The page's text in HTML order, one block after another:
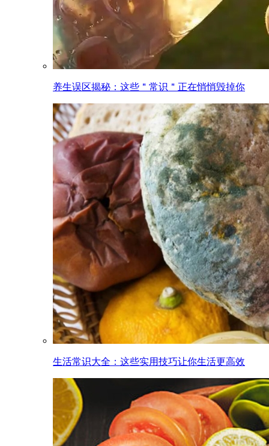
养生误区揭秘：这些＂常识＂正在悄悄毁掉你
生活常识大全：这些实用技巧让你生活更高效